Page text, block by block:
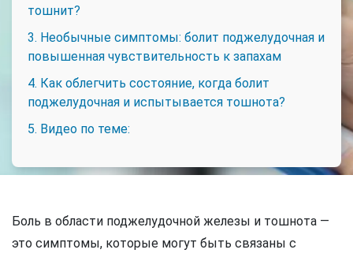
тошнит?
3. Необычные симптомы: болит поджелудочная и
повышенная чувствительность к запахам
4. Как облегчить состояние, когда болит
поджелудочная и испытывается тошнота?
5. Видео по теме:
Боль в области поджелудочной железы и тошнота —
это симптомы, которые могут быть связаны с